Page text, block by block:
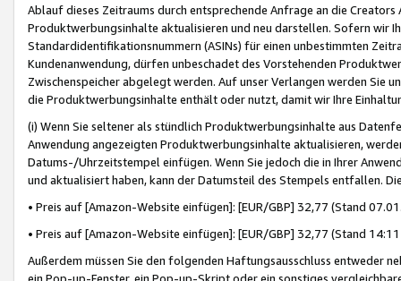
Ablauf dieses Zeitraums durch entsprechende Anfrage an die
Produktwerbungsinhalte aktualisieren und neu darstellen. Sofern wir
Standardidentifikationsnummern (ASINs) für einen unbestimmten
Kundenanwendung, dürfen unbeschadet des Vorstehenden
Zwischenspeicher abgelegt werden. Auf unser Verlangen werden Sie
die Produktwerbungsinhalte enthält oder nutzt, damit wir Ihre
(i) Wenn Sie seltener als stündlich Produktwerbungsinhalte aus
Anwendung angezeigten Produktwerbungsinhalte aktualisieren,
Datums-/Uhrzeitstempel einfügen. Wenn Sie jedoch die in Ihrer
und aktualisiert haben, kann der Datumsteil des Stempels entfallen.
• Preis auf [Amazon-Website einfügen]: [EUR/GBP] 32,77 (Stand
• Preis auf [Amazon-Website einfügen]: [EUR/GBP] 32,77 (Stand
Außerdem müssen Sie den folgenden Haftungsausschluss entweder
ein Pop-up-Fenster, ein Pop-up-Skript oder ein sonstiges